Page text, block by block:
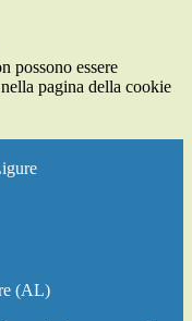
possono essere
pagina della cookie
(AL)